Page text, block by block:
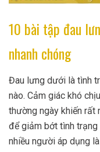
10 bài tập đau
nhanh chóng
Đau lưng dưới là tình
nào. Cảm giác khó
thường ngày khiến rất
để giảm bớt tình
nhiều người áp dụng là